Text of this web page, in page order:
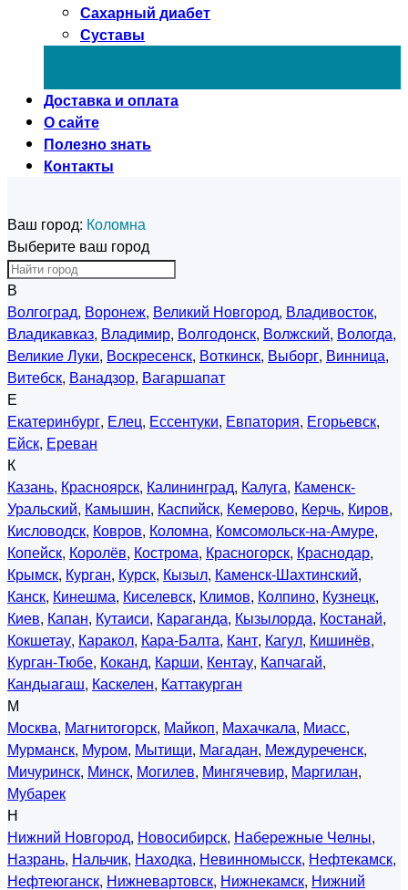
Сахарный диабет
Суставы
Доставка и оплата
О сайте
Полезно знать
Контакты
Ваш город: Коломна
Выберите ваш город
В
Волгоград, Воронеж, Великий Новгород, Владивосток,
Владикавказ, Владимир, Волгодонск, Волжский, Вологда,
Великие Луки, Воскресенск, Воткинск, Выборг, Винница,
Витебск, Ванадзор, Вагаршапат
Е
Екатеринбург, Елец, Ессентуки, Евпатория, Егорьевск,
Ейск, Ереван
К
Казань, Красноярск, Калининград, Калуга, Каменск-
Уральский, Камышин, Каспийск, Кемерово, Керчь, Киров,
Кисловодск, Ковров, Коломна, Комсомольск-на-Амуре,
Копейск, Королёв, Кострома, Красногорск, Краснодар,
Крымск, Курган, Курск, Кызыл, Каменск-Шахтинский,
Канск, Кинешма, Киселевск, Климов, Колпино, Кузнецк,
Киев, Капан, Кутаиси, Караганда, Кызылорда, Костанай,
Кокшетау, Каракол, Кара-Балта, Кант, Кагул, Кишинёв,
Курган-Тюбе, Коканд, Карши, Кентау, Капчагай,
Кандыагаш, Каскелен, Каттакурган
М
Москва, Магнитогорск, Майкоп, Махачкала, Миасс,
Мурманск, Муром, Мытищи, Магадан, Междуреченск,
Мичуринск, Минск, Могилев, Мингячевир, Маргилан,
Мубарек
Н
Нижний Новгород, Новосибирск, Набережные Челны,
Назрань, Нальчик, Находка, Невинномысск, Нефтекамск,
Нефтеюганск, Нижневартовск, Нижнекамск, Нижний